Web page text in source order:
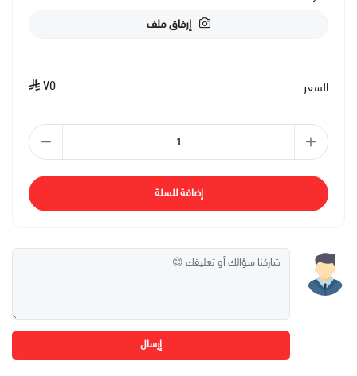
إرفاق ملف
السعر ٧٥
إضافة للسلة
إرسال